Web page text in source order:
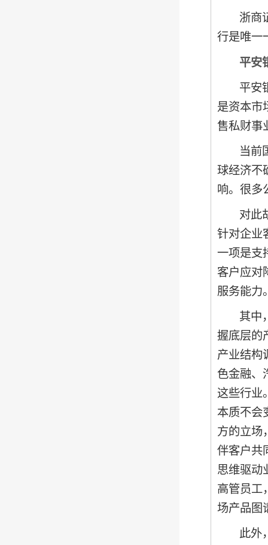
浙商
行是唯一
平安
平安
是资本市
售私财事
当前
球经济不
响。很多
对此
针对企业
一项是支
客户应对
服务能力
其中
握底层的
产业结构
色金融、
这些行业
本质不会
方的立场
伴客户共
思维驱动
高管员工
场产品图
此外